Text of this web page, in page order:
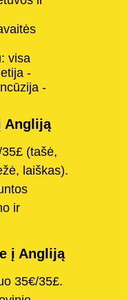
visa
-
-
Angliją
(tašė,
laiškas).
ir
į Angliją
35€/35£.